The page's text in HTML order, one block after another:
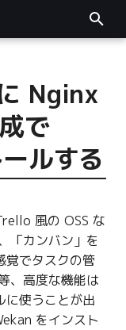
Nginx
で
ルする
風の OSS な
「カンバン」を
覚でタスクの管
、高度な機能は
に使うことが出
をインスト